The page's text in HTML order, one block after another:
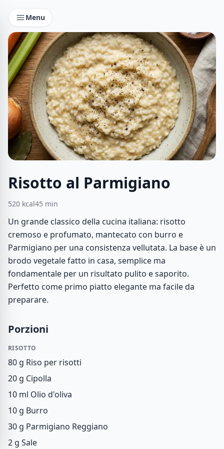
Menu
Risotto al Parmigiano
520 kcal45 min
Un grande classico della cucina italiana: risotto
cremoso e profumato, mantecato con burro e
Parmigiano per una consistenza vellutata. La base è un
brodo vegetale fatto in casa, semplice ma
fondamentale per un risultato pulito e saporito.
Perfetto come primo piatto elegante ma facile da
preparare.
Porzioni
RISOTTO
80 g Riso per risotti
20 g Cipolla
10 ml Olio d'oliva
10 g Burro
30 g Parmigiano Reggiano
2 g Sale